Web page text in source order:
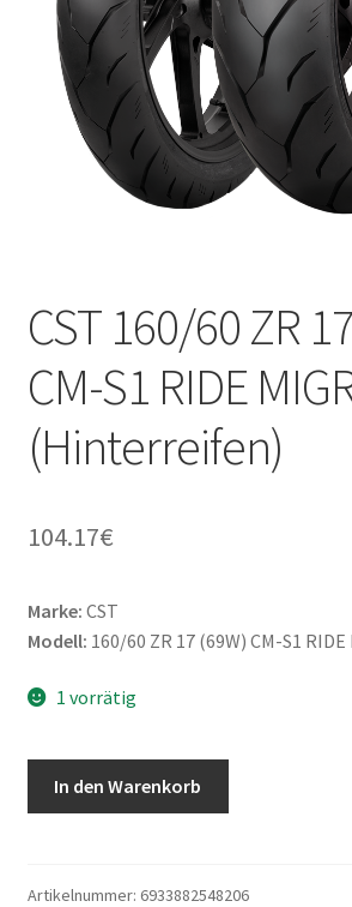
CST 160/60 ZR
CM-S1 RIDE
(Hinterreifen)
104.17€
Marke: CST
Modell: 160/60 ZR 17 (69W) CM-S1 RIDE
1 vorrätig
(69W)
In den Warenkorb
Artikelnummer: 6933882548206